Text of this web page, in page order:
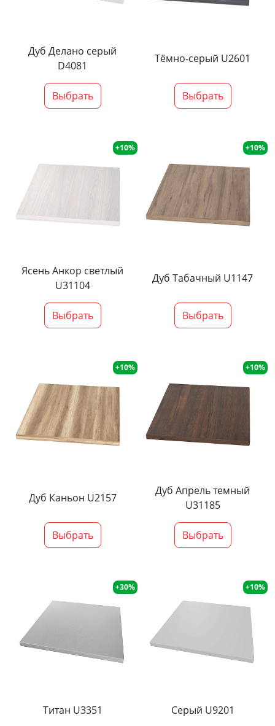
Дуб Делано серый
D4081
Выбрать
Тёмно-серый U2601
Выбрать
+10%
Ясень Анкор светлый
U31104
Выбрать
+10%
Дуб Табачный U1147
Выбрать
+10%
Дуб Каньон U2157
Выбрать
+10%
Дуб Апрель темный
U31185
Выбрать
+30%
Титан U3351
+10%
Серый U9201